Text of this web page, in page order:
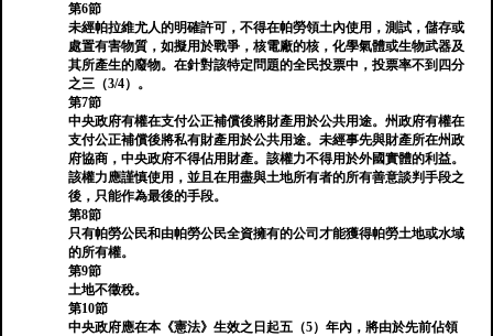
第6節
未經帕拉維尤人的明確許可，不得在帕勞領土內使用，測試，儲存或
處置有害物質，如擬用於戰爭，核電廠的核，化學氣體或生物武器及
其所產生的廢物。在針對該特定問題的全民投票中，投票率不到四分
之三（3/4）。
第7節
中央政府有權在支付公正補償後將財產用於公共用途。州政府有權在
支付公正補償後將私有財產用於公共用途。未經事先與財產所在州政
府協商，中央政府不得佔用財產。該權力不得用於外國實體的利益。
該權力應謹慎使用，並且在用盡與土地所有者的所有善意談判手段之
後，只能作為最後的手段。
第8節
只有帕勞公民和由帕勞公民全資擁有的公司才能獲得帕勞土地或水域
的所有權。
第9節
土地不徵稅。
第10節
中央政府應在本《憲法》生效之日起五（5）年內，將由於先前佔領